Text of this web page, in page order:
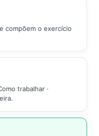
compõem o exercício
trabalhar ·